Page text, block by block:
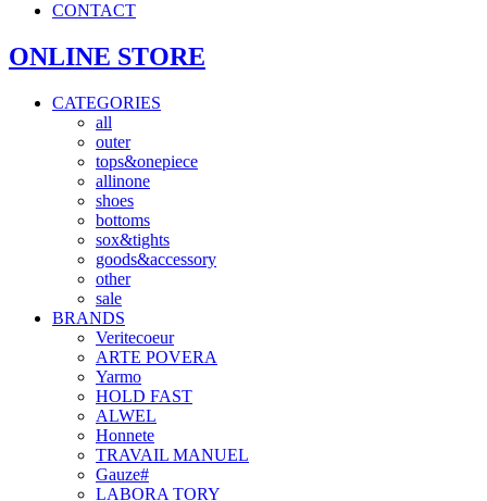
CONTACT
ONLINE STORE
CATEGORIES
all
outer
tops&onepiece
allinone
shoes
bottoms
sox&tights
goods&accessory
other
sale
BRANDS
Veritecoeur
ARTE POVERA
Yarmo
HOLD FAST
ALWEL
Honnete
TRAVAIL MANUEL
Gauze#
LABORA TORY